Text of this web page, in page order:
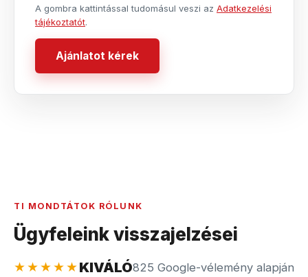
A gombra kattintással tudomásul veszi az Adatkezelési
tájékoztatót.
Ajánlatot kérek
TI MONDTÁTOK RÓLUNK
Ügyfeleink visszajelzései
★★★★★KIVÁLÓ825 Google-vélemény alapján